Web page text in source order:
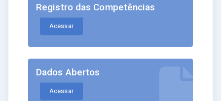
Registro das Competências
Acessar
Dados Abertos
Acessar